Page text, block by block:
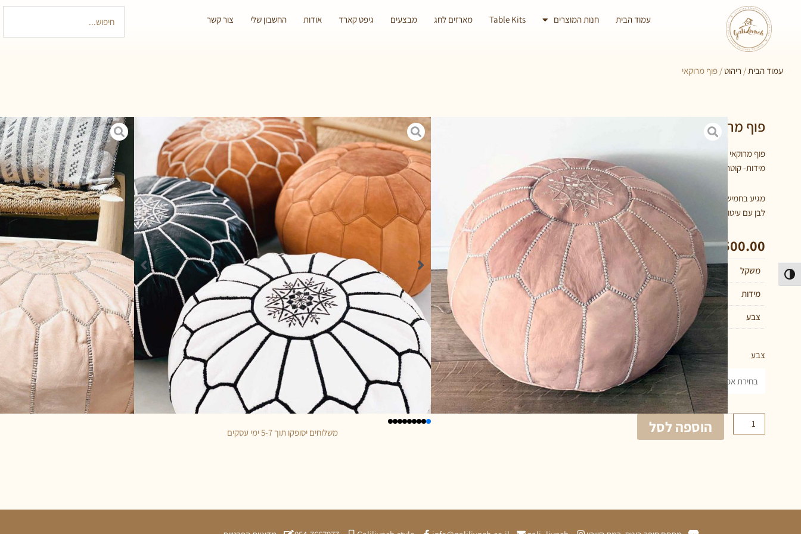
הפעל/כבה ניגודיות גבוהה
עמוד הבית חנות המוצרים Table Kits מארזים לחג מבצעים גיפט קארד אודות החשבון שלי צור קשר
עמוד הבית/ ריהוט/ פוף מרוקאי
פוף מרוקאי
פוף מרוקאי מעור אמיתי, עבודת יד, מהסוג הכי איכותי שקיים.
מידות- קוטר 50 ס"מ, גובה כ-40 ס"מ.
מגיע בחמישה גוונים:
לבן עם עיטורים בשחור, שחור עם עיטורים בלבן, חום עם עיטורים בלבן, חום חלק ופודרה.
₪500.00
משקל 4 ק"ג
מידות 40 × 50 סנטימטרים
צבע פודרה, שחור, לבן, חום, חום בשילוב תיפורים לבנים
צבע
הוספה לסל משלוחים יסופקו תוך 5-7 ימי עסקים